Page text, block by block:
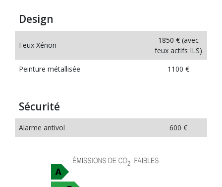
Design
Feux Xénon
1850 € (avec
feux actifs ILS)
Peinture métallisée
1100 €
Sécurité
Alarme antivol 600 €